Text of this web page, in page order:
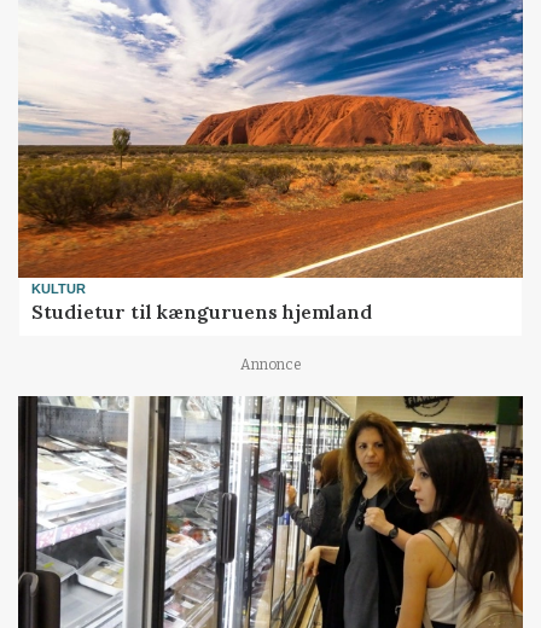
KULTUR
Studietur til kænguruens hjemland
Annonce